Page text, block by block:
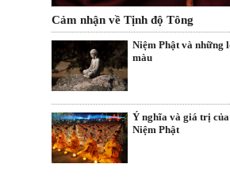
Cảm nhận về Tịnh độ Tông
Niệm Phật và những
màu
Ý nghĩa và giá trị
Niệm Phật